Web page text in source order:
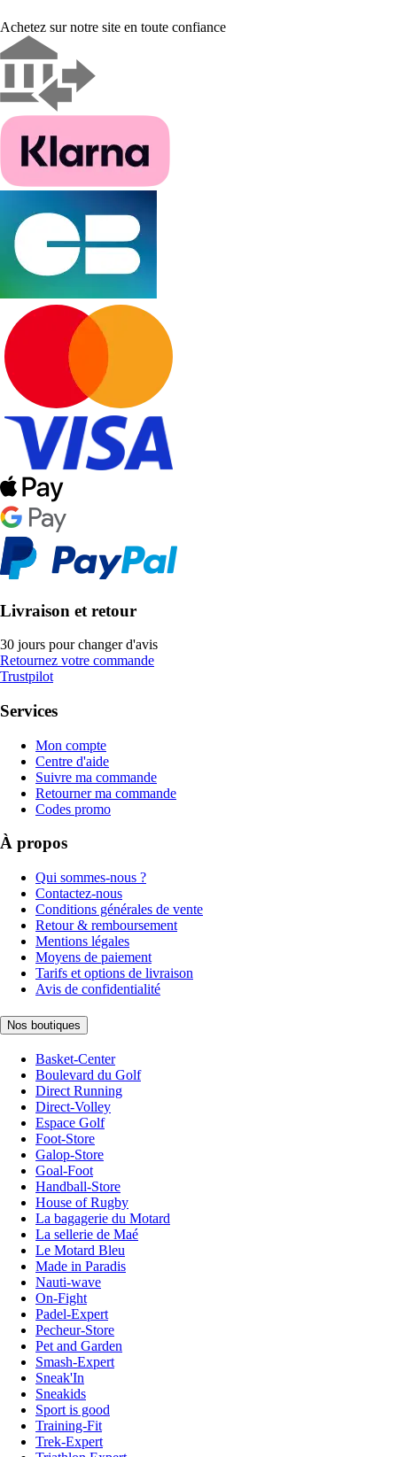
Achetez sur notre site en toute confiance
Livraison et retour
30 jours pour changer d'avis
Retournez votre commande
Trustpilot
Services
Mon compte
Centre d'aide
Suivre ma commande
Retourner ma commande
Codes promo
À propos
Qui sommes-nous ?
Contactez-nous
Conditions générales de vente
Retour & remboursement
Mentions légales
Moyens de paiement
Tarifs et options de livraison
Avis de confidentialité
Nos boutiques
Basket-Center
Boulevard du Golf
Direct Running
Direct-Volley
Espace Golf
Foot-Store
Galop-Store
Goal-Foot
Handball-Store
House of Rugby
La bagagerie du Motard
La sellerie de Maé
Le Motard Bleu
Made in Paradis
Nauti-wave
On-Fight
Padel-Expert
Pecheur-Store
Pet and Garden
Smash-Expert
Sneak'In
Sneakids
Sport is good
Training-Fit
Trek-Expert